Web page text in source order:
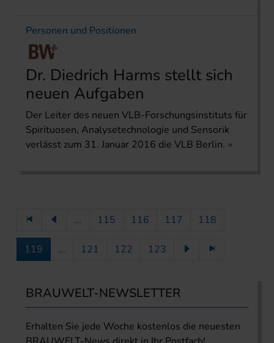
Personen und Positionen
Dr. Diedrich Harms stellt sich
neuen Aufgaben
Der Leiter des neuen VLB-Forschungsinstituts für
Spirituosen, Analysetechnologie und Sensorik
verlässt zum 31. Januar 2016 die VLB Berlin.
... 115 116 117 118
119 ... 121 122 123
BRAUWELT-NEWSLETTER
Erhalten Sie jede Woche kostenlos die neuesten